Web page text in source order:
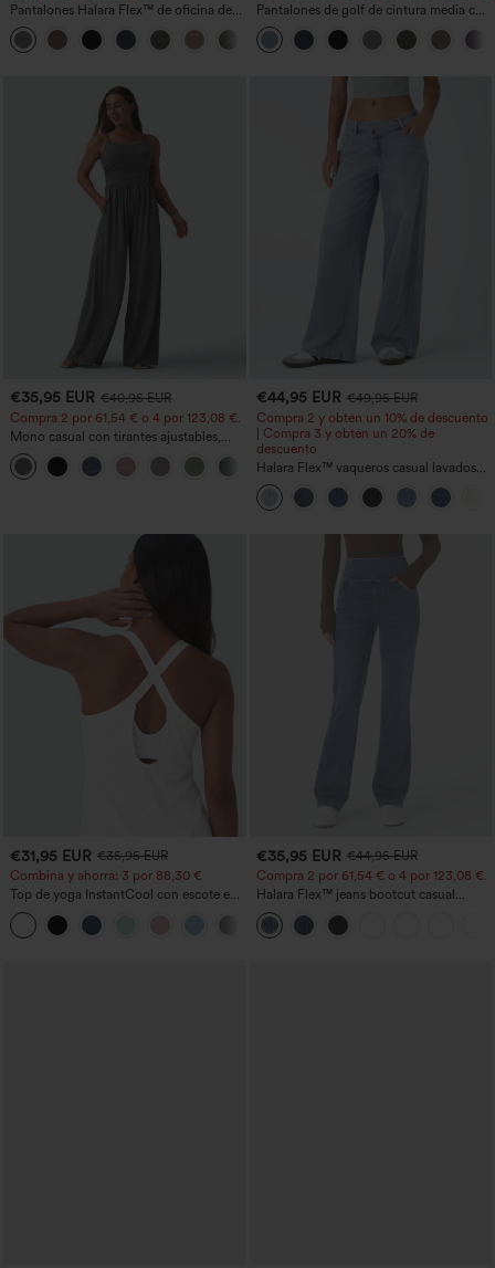
Pantalones Halara Flex™ de oficina de
tiro alto ligeramente acampanados con
bolsillos
+13
Pantalones de golf de cintura media con
cordón, dobladillo curvo, secado rápido,
de corte cónico y con bolsillos - UPF40+
€35,95 EUR €40,95 EUR
Compra 2 por 61,54 € o 4 por 123,08 €.
Mono casual con tirantes ajustables,
fruncidos, pierna ancha, tejido jaspeado
y bolsillos - Easy Peezy
+10
€44,95 EUR €49,95 EUR
Compra 2 y obtén un 10% de descuento
| Compra 3 y obtén un 20% de
descuento
Halara Flex™ vaqueros casual lavados
asimétricos de tiro bajo con bolsillos
con cremallera, corte baggy y pierna
ancha
€31,95 EUR €35,95 EUR
Combina y ahorra: 3 por 88,30 €
Top de yoga InstantCool con escote en
U y bajo curvado - UPF50+
€35,95 EUR €44,95 EUR
Compra 2 por 61,54 € o 4 por 123,08 €.
Halara Flex™ jeans bootcut casual
lavados, de talle alto y con bolsillos